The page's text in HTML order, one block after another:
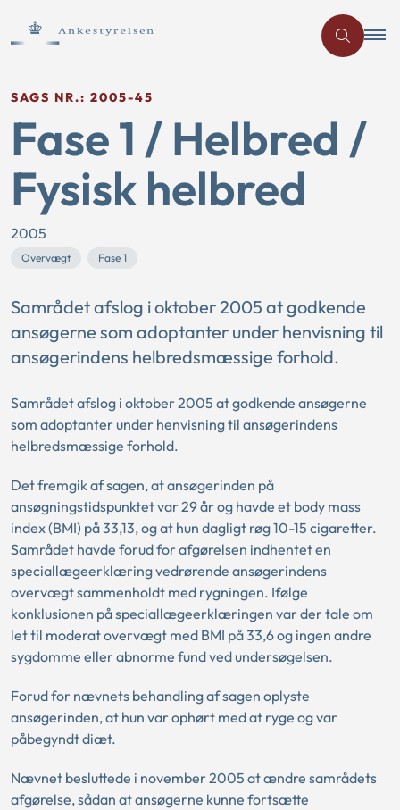
SAGS NR.: 2005-45
Fase 1 / Helbred /
Fysisk helbred
2005
Overvægt Fase 1
Samrådet afslog i oktober 2005 at godkende
ansøgerne som adoptanter under henvisning til
ansøgerindens helbredsmæssige forhold.
Samrådet afslog i oktober 2005 at godkende ansøgerne
som adoptanter under henvisning til ansøgerindens
helbredsmæssige forhold.
Det fremgik af sagen, at ansøgerinden på
ansøgningstidspunktet var 29 år og havde et body mass
index (BMI) på 33,13, og at hun dagligt røg 10-15 cigaretter.
Samrådet havde forud for afgørelsen indhentet en
speciallægeerklæring vedrørende ansøgerindens
overvægt sammenholdt med rygningen. Ifølge
konklusionen på speciallægeerklæringen var der tale om
let til moderat overvægt med BMI på 33,6 og ingen andre
sygdomme eller abnorme fund ved undersøgelsen.
Forud for nævnets behandling af sagen oplyste
ansøgerinden, at hun var ophørt med at ryge og var
påbegyndt diæt.
Nævnet besluttede i november 2005 at ændre samrådets
afgørelse, sådan at ansøgerne kunne fortsætte